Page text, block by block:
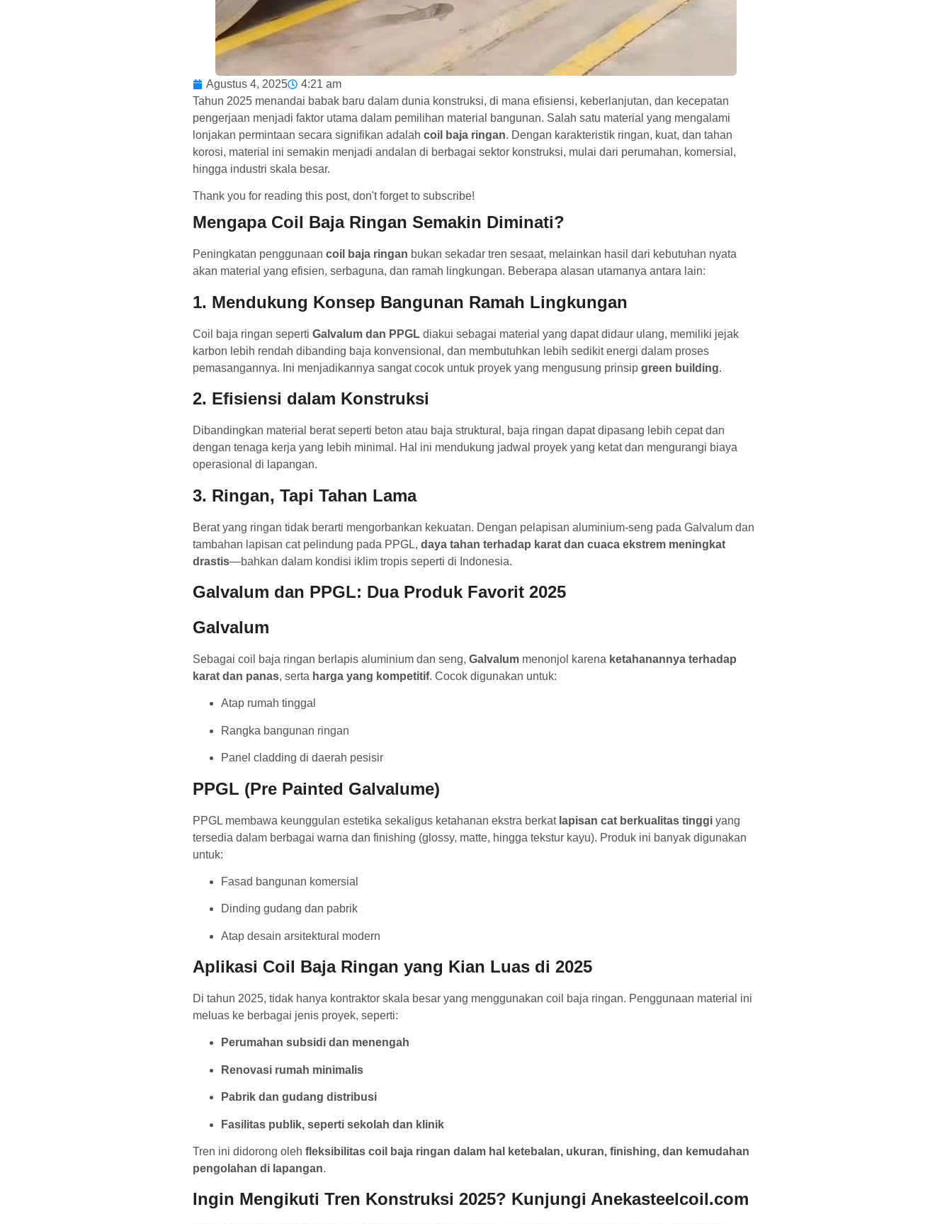
Agustus 4, 2025
4:21 am
Tahun 2025 menandai babak baru dalam dunia konstruksi, di mana efisiensi, keberlanjutan, dan kecepatan
pengerjaan menjadi faktor utama dalam pemilihan material bangunan. Salah satu material yang mengalami
lonjakan permintaan secara signifikan adalah coil baja ringan. Dengan karakteristik ringan, kuat, dan tahan
korosi, material ini semakin menjadi andalan di berbagai sektor konstruksi, mulai dari perumahan, komersial,
hingga industri skala besar.
Thank you for reading this post, don't forget to subscribe!
Mengapa Coil Baja Ringan Semakin Diminati?
Peningkatan penggunaan coil baja ringan bukan sekadar tren sesaat, melainkan hasil dari kebutuhan nyata
akan material yang efisien, serbaguna, dan ramah lingkungan. Beberapa alasan utamanya antara lain:
1. Mendukung Konsep Bangunan Ramah Lingkungan
Coil baja ringan seperti Galvalum dan PPGL diakui sebagai material yang dapat didaur ulang, memiliki jejak
karbon lebih rendah dibanding baja konvensional, dan membutuhkan lebih sedikit energi dalam proses
pemasangannya. Ini menjadikannya sangat cocok untuk proyek yang mengusung prinsip green building.
2. Efisiensi dalam Konstruksi
Dibandingkan material berat seperti beton atau baja struktural, baja ringan dapat dipasang lebih cepat dan
dengan tenaga kerja yang lebih minimal. Hal ini mendukung jadwal proyek yang ketat dan mengurangi biaya
operasional di lapangan.
3. Ringan, Tapi Tahan Lama
Berat yang ringan tidak berarti mengorbankan kekuatan. Dengan pelapisan aluminium-seng pada Galvalum dan
tambahan lapisan cat pelindung pada PPGL, daya tahan terhadap karat dan cuaca ekstrem meningkat
drastis—bahkan dalam kondisi iklim tropis seperti di Indonesia.
Galvalum dan PPGL: Dua Produk Favorit 2025
Galvalum
Sebagai coil baja ringan berlapis aluminium dan seng, Galvalum menonjol karena ketahanannya terhadap
karat dan panas, serta harga yang kompetitif. Cocok digunakan untuk:
Atap rumah tinggal
Rangka bangunan ringan
Panel cladding di daerah pesisir
PPGL (Pre Painted Galvalume)
PPGL membawa keunggulan estetika sekaligus ketahanan ekstra berkat lapisan cat berkualitas tinggi yang
tersedia dalam berbagai warna dan finishing (glossy, matte, hingga tekstur kayu). Produk ini banyak digunakan
untuk:
Fasad bangunan komersial
Dinding gudang dan pabrik
Atap desain arsitektural modern
Aplikasi Coil Baja Ringan yang Kian Luas di 2025
Di tahun 2025, tidak hanya kontraktor skala besar yang menggunakan coil baja ringan. Penggunaan material ini
meluas ke berbagai jenis proyek, seperti:
Perumahan subsidi dan menengah
Renovasi rumah minimalis
Pabrik dan gudang distribusi
Fasilitas publik, seperti sekolah dan klinik
Tren ini didorong oleh fleksibilitas coil baja ringan dalam hal ketebalan, ukuran, finishing, dan kemudahan
pengolahan di lapangan.
Ingin Mengikuti Tren Konstruksi 2025? Kunjungi Anekasteelcoil.com